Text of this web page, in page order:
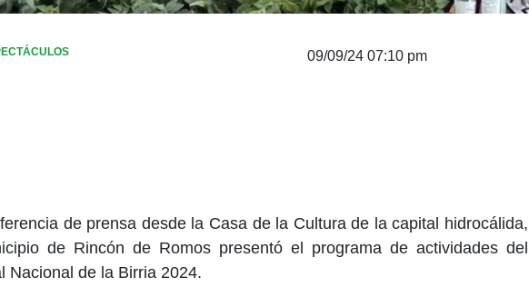
09/09/24 07:10 pm
de prensa desde la Casa de la Cultura de la capital hidrocálida,
de Rincón de Romos presentó el programa de actividades del
Nacional de la Birria 2024.